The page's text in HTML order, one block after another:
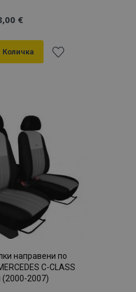
€
желани
продукти
направени по
C-CLASS
(2000-2007)